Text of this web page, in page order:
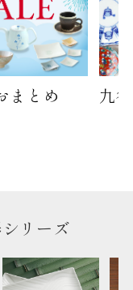
まとめ
九
リーズ